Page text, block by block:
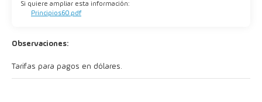
Si quiere ampliar esta información:
Principios60.pdf
Observaciones:
Tarifas para pagos en dólares.